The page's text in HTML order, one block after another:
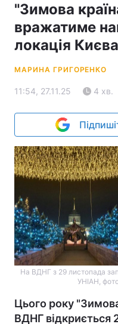
"Зимова
вражатиме
локація
МАРИНА ГРИГОРЕНКО
11:54, 27.11.25 4 хв.
На ВДНГ з 29 листопада
УНІАН,
Цього року
ВДНГ відкриється